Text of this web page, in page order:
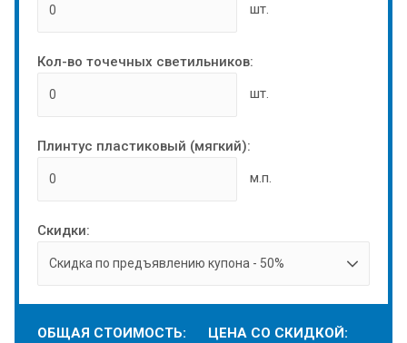
шт.
Кол-во точечных светильников:
шт.
Плинтус пластиковый (мягкий):
м.п.
Скидки:
ОБЩАЯ СТОИМОСТЬ: ЦЕНА СО СКИДКОЙ: